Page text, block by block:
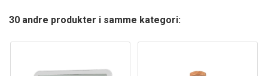
30 andre produkter i samme kategori: